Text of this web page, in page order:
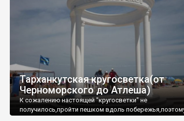
Тарханкутская кругосветка(от
Черноморского до Атлеша)
К сожалению настоящей "кругосветки" не
получилось,пройти пешком вдоль